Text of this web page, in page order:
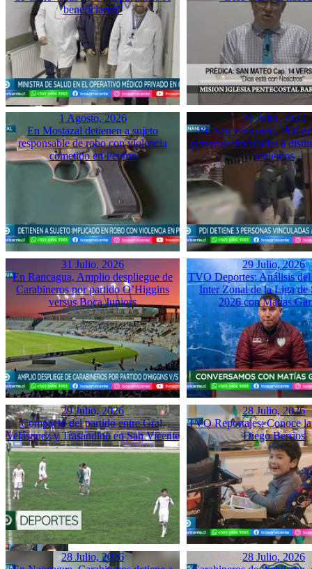
beneficiaron”
1 Agosto, 2026
En Mostazal detienen a sujeto
responsable de robo con violencia
cometido en Peumo
31 Julio, 2026
En San Fernando, PDI
personas vinculadas a
violentos
31 Julio, 2026
En Rancagua, Amplio despliegue de
Carabineros por partido O’Higgins
versus Boca Juniors
29 Julio, 2026
TVO Deportes: Análisis del
Inter Zonal de la Liga de
2026 con Matías
29 Julio, 2026
Compacto del partido entre Gral.
Velásquez y Trasandino en San Vicente
28 Julio, 2026
TVO Reportajes: Conoce
Diego Berrios
28 Julio, 2026
28 Julio, 2026